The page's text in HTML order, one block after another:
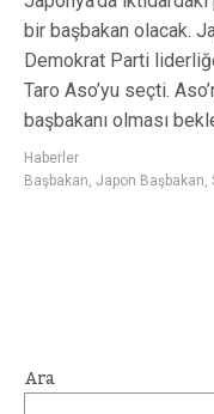
bir başbakan olacak.
Demokrat Parti
Taro Aso’yu seçti.
başbakanı olması
Haberler
Başbakan Japon Başbakan
Ara